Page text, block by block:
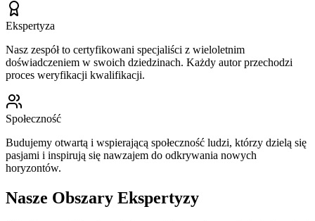
Ekspertyza
Nasz zespół to certyfikowani specjaliści z wieloletnim
doświadczeniem w swoich dziedzinach. Każdy autor przechodzi
proces weryfikacji kwalifikacji.
Społeczność
Budujemy otwartą i wspierającą społeczność ludzi, którzy dzielą się
pasjami i inspirują się nawzajem do odkrywania nowych
horyzontów.
Nasze Obszary Ekspertyzy